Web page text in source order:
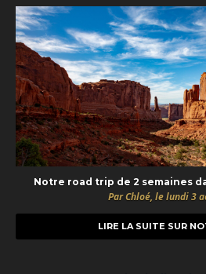
Notre road trip de 2 semaines
Par Chloé, le lundi 3
LIRE LA SUITE SUR